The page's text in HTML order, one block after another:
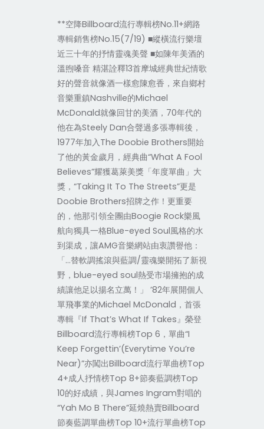
**空降Billboard流行專輯榜No.11+網路
專輯銷售榜No.15(7/19) ■縱橫流行樂壇
近三十年的抒情靈魂美聲 ■如陳年美酒的
溫煦嗓音 精湛詮釋13首摩城經典世紀情歌
好的聲音就像酒一樣愈陳愈香，來自鄉村
音樂重鎮Nashville的Michael
McDonald就像回甘的美酒，70年代的
他在為Steely Dan合聲過多張專輯後，
1977年加入The Doobie Brothers開始
了他的黃金歲月，經典曲“What A Fool
Believes”耀獲葛萊美獎「年度單曲」大
獎，“Taking It To The Streets”更是
Doobie Brothers招牌之作！更重要
的，他那引領全團由Boogie Rock樂風
航向獨具一格Blue-eyed Soul風格的水
到渠成，讓AMG音樂網站由衷讚譽他：
「…替軟調搖滾與藍調/靈魂樂開拓了新視
野，blue-eyed soul熱受市場擁抱的成
績讓他足以揚名立萬！」 ’82年展開個人
單飛事業的Michael McDonald，首張
專輯『If That’s What If Takes』榮登
Billboard流行專輯榜Top 6，單曲“I
Keep Forgettin’(Everytime You’re
Near)”亦闖出Billboard流行單曲榜Top
4+成人抒情榜Top 8+節奏藍調榜Top
10的好成績，與James Ingram對唱的
“Yah Mo B There”延燒熱賣Billboard
節奏藍調單曲榜Top 10+流行單曲榜Top